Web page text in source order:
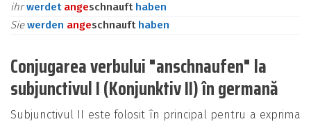
ihrwerdet angeschnauft haben
Siewerden angeschnauft haben
Conjugarea verbului "anschnaufen" la
subjunctivul I (Konjunktiv II) în germană
Subjunctivul II este folosit în principal pentru a exprima